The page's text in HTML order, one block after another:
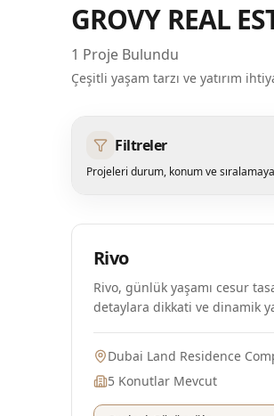
GROVY REAL
1 Proje Bulundu
Çeşitli yaşam tarzı ve yatırım
Filtreler
Projeleri durum, konum ve
Rivo
Rivo, günlük yaşamı cesur
detaylara dikkati ve dinamik
konut projesidir. Proje, geniş
premium donanımları ve
olanaklarıyla Dubai Land
taze bir enerji ve modern
Dubai Land Residence
5 Konutlar Mevcut